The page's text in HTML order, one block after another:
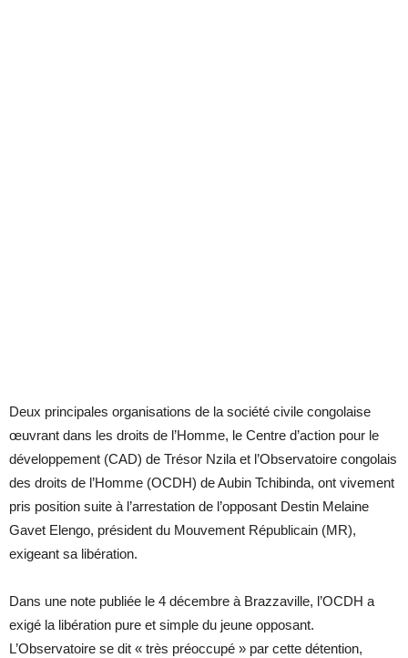
Deux principales organisations de la société civile congolaise
œuvrant dans les droits de l’Homme, le Centre d’action pour le
développement (CAD) de Trésor Nzila et l’Observatoire congolais
des droits de l’Homme (OCDH) de Aubin Tchibinda, ont vivement
pris position suite à l’arrestation de l’opposant Destin Melaine
Gavet Elengo, président du Mouvement Républicain (MR),
exigeant sa libération.
Dans une note publiée le 4 décembre à Brazzaville, l’OCDH a
exigé la libération pure et simple du jeune opposant.
L’Observatoire se dit « très préoccupé » par cette détention,